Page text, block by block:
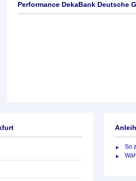
Performance DekaBank Deutsche
So